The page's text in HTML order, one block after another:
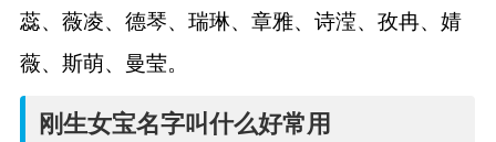
女孩名字
蕊、薇凌、德琴、瑞琳、章雅、诗滢、孜冉、婧
薇、斯萌、曼莹。
刚生女宝名字叫什么好常用